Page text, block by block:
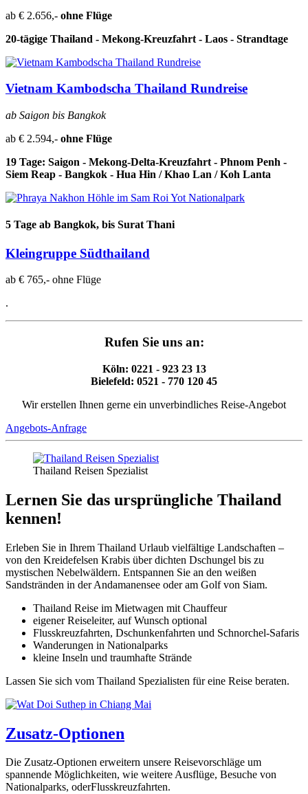
ab € 2.656,- ohne Flüge
20-tägige Thailand - Mekong-Kreuzfahrt - Laos - Strandtage
Vietnam Kambodscha Thailand Rundreise
ab Saigon bis Bangkok
ab € 2.594,- ohne Flüge
19 Tage: Saigon - Mekong-Delta-Kreuzfahrt - Phnom Penh -
Siem Reap - Bangkok - Hua Hin / Khao Lan / Koh Lanta
5 Tage ab Bangkok, bis Surat Thani
Kleingruppe Südthailand
ab € 765,- ohne Flüge
.
Rufen Sie uns an:
Köln: 0221 - 923 23 13
Bielefeld: 0521 - 770 120 45
Wir erstellen Ihnen gerne ein unverbindliches Reise-Angebot
Angebots-Anfrage
Thailand Reisen Spezialist
Lernen Sie das ursprüngliche Thailand
kennen!
Erleben Sie in Ihrem Thailand Urlaub vielfältige Landschaften –
von den Kreidefelsen Krabis über dichten Dschungel bis zu
mystischen Nebelwäldern. Entspannen Sie an den weißen
Sandstränden in der Andamanensee oder am Golf von Siam.
Thailand Reise im Mietwagen mit Chauffeur
eigener Reiseleiter, auf Wunsch optional
Flusskreuzfahrten, Dschunkenfahrten und Schnorchel-Safaris
Wanderungen in Nationalparks
kleine Inseln und traumhafte Strände
Lassen Sie sich vom Thailand Spezialisten für eine Reise beraten.
Zusatz-Optionen
Die Zusatz-Optionen erweitern unsere Reisevorschläge um
spannende Möglichkeiten, wie weitere Ausflüge, Besuche von
Nationalparks, oderFlusskreuzfahrten.